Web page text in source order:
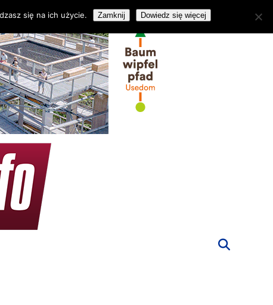
się na ich użycie. Zamknij Dowiedz się więcej